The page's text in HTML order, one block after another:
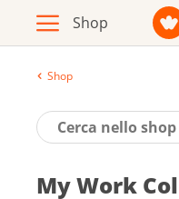
Opuscoli /
Shop
My Work